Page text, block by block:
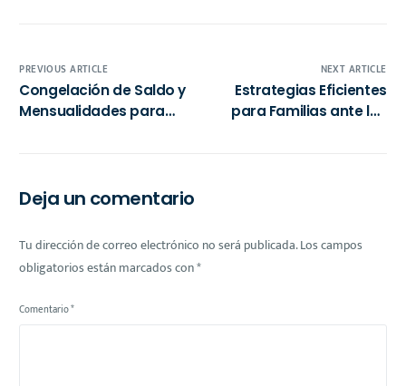
PREVIOUS ARTICLE
Congelación de Saldo y
Mensualidades para
NEXT ARTICLE
Estrategias Eficientes
para Familias ante los
Deja un comentario
Tu dirección de correo electrónico no será publicada.Los campos
obligatorios están marcados con*
Comentario*